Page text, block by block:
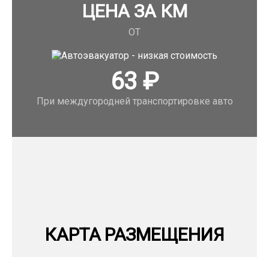
ЦЕНА ЗА КМ
ОТ
63₽
При междугородней транспортировке авто
КАРТА РАЗМЕЩЕНИЯ